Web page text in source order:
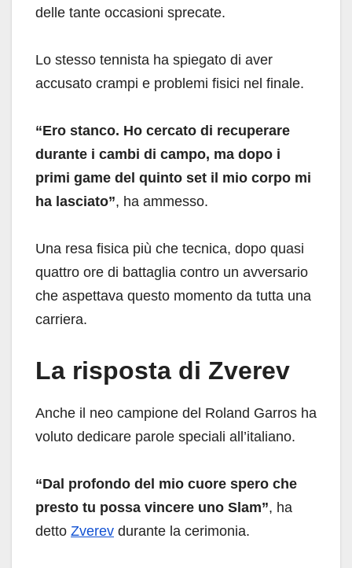
delle tante occasioni sprecate.
Lo stesso tennista ha spiegato di aver
accusato crampi e problemi fisici nel finale.
“Ero stanco. Ho cercato di recuperare
durante i cambi di campo, ma dopo i
primi game del quinto set il mio corpo mi
ha lasciato”, ha ammesso.
Una resa fisica più che tecnica, dopo quasi
quattro ore di battaglia contro un avversario
che aspettava questo momento da tutta una
carriera.
La risposta di Zverev
Anche il neo campione del Roland Garros ha
voluto dedicare parole speciali all’italiano.
“Dal profondo del mio cuore spero che
presto tu possa vincere uno Slam”, ha
detto Zverev durante la cerimonia.